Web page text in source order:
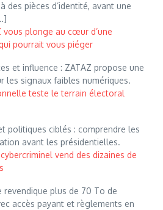
des pièces d’identité, avant une
vous plonge au cœur d’une
pourrait vous piéger
et influence : ZATAZ propose une
les signaux faibles numériques.
teste le terrain électoral
politiques ciblés : comprendre les
avant les présidentielles.
vend des dizaines de
revendique plus de 70 To de
accès payant et règlements en